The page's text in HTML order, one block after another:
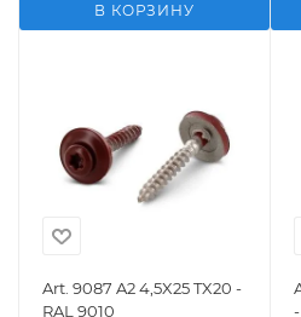
В КОРЗИНУ
Art. 9087 A2 4,5X25 TX20 -
RAL 9010